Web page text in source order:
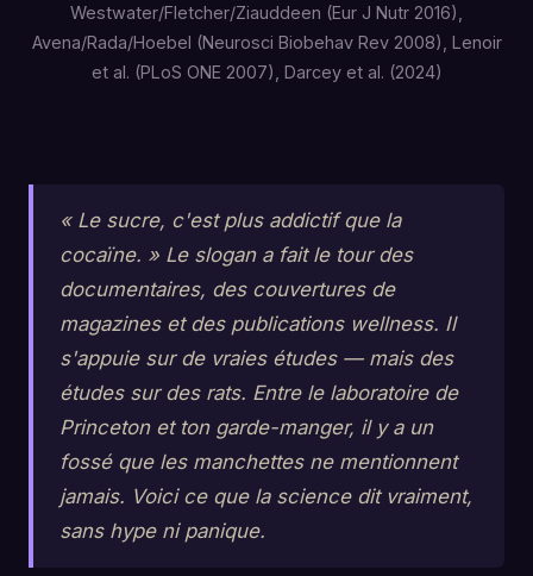
Westwater/Fletcher/Ziauddeen (Eur J Nutr 2016),
Avena/Rada/Hoebel (Neurosci Biobehav Rev 2008), Lenoir
et al. (PLoS ONE 2007), Darcey et al. (2024)
« Le sucre, c'est plus addictif que la
cocaïne. » Le slogan a fait le tour des
documentaires, des couvertures de
magazines et des publications wellness. Il
s'appuie sur de vraies études — mais des
études sur des rats. Entre le laboratoire de
Princeton et ton garde-manger, il y a un
fossé que les manchettes ne mentionnent
jamais. Voici ce que la science dit vraiment,
sans hype ni panique.